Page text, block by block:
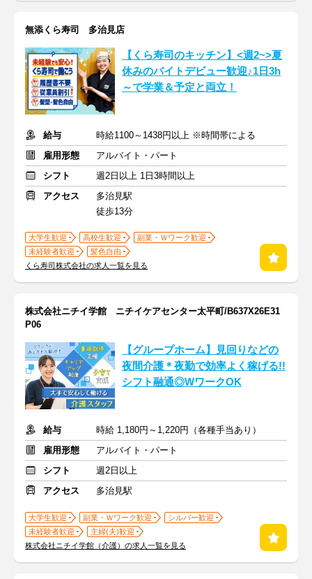
無添くら寿司 多治見店
【くら寿司のキッチン】<週2~>夏
休みのバイトデビュー歓迎♪1日3h
～で学業＆予定と両立！
給与
時給1100～1438円以上 ※時間帯による
雇用形態
アルバイト・パート
シフト
週2日以上 1日3時間以上
アクセス
多治見駅
徒歩13分
大学生歓迎 高校生歓迎
副業・Ｗワーク歓迎
未経験者歓迎
髪色自由
くら寿司株式会社の求人一覧を見る
株式会社ニチイ学館 ニチイケアセンター太平町/B637X26E31
P06
【グループホーム】見回りなどの
夜間介護＊夜勤で効率よく稼げる!!
シフト融通◎WワークOK
給与
時給 1,180円～1,220円（各種手当あり）
雇用形態
アルバイト・パート
シフト
週2日以上
アクセス
多治見駅
大学生歓迎 副業・Ｗワーク歓迎
シルバー歓迎
未経験者歓迎
主婦(夫)歓迎
株式会社ニチイ学館（介護）の求人一覧を見る